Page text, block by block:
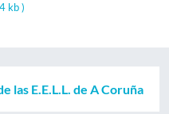
kb )
las E.E.L.L. de A Coruña